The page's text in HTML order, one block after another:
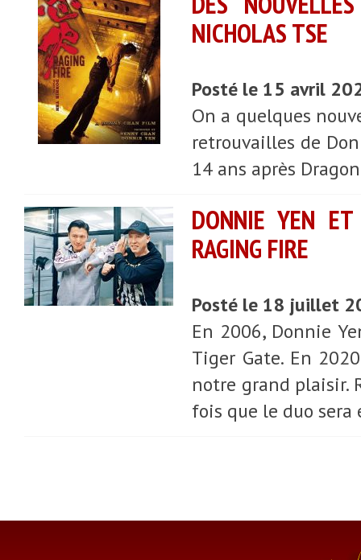
NICHOLAS TSE
Posté le 15 avril
On a quelques
retrouvailles de
14 ans après
DONNIE YEN
RAGING FIRE
Posté le 18 juillet
En 2006, Donnie
Tiger Gate. En
notre grand plaisir.
fois que le duo sera